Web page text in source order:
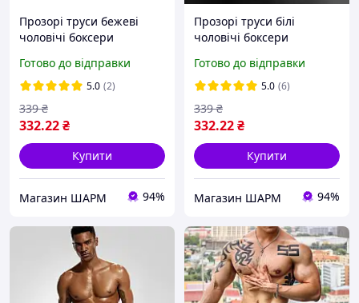
Прозорі труси бежеві
чоловічі боксери
Готово до відправки
5.0 (2)
332.22₴
339 ₴
Купити
Магазин ШАРМ 94%
Прозорі труси білі
чоловічі боксери
Готово до відправки
5.0 (6)
332.22₴
339 ₴
Купити
Магазин ШАРМ 94%